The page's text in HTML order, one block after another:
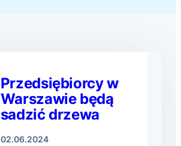
Przedsiębiorcy w
Warszawie będą
sadzić drzewa
02.06.2024